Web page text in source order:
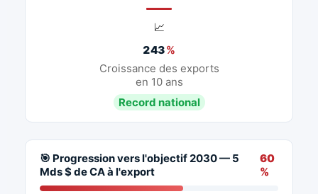
📈
243%
Croissance des exports
en 10 ans
Record national
🎯 Progression vers l'objectif 2030 — 5
Mds $ de CA à l'export
60
%